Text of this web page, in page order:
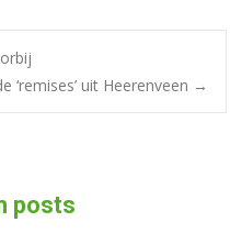
‘remises’ uit Heerenveen →
posts